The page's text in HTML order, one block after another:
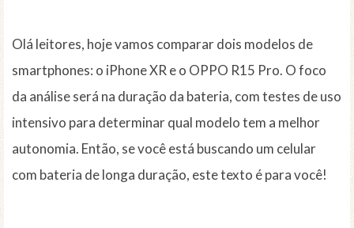
Olá leitores, hoje vamos comparar dois modelos de
smartphones: o iPhone XR e o OPPO R15 Pro. O foco
da análise será na duração da bateria, com testes de uso
intensivo para determinar qual modelo tem a melhor
autonomia. Então, se você está buscando um celular
com bateria de longa duração, este texto é para você!